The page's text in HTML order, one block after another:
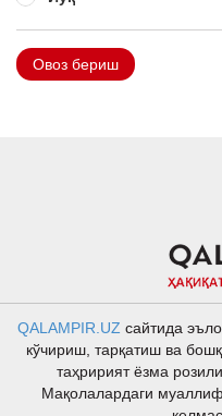
Овоз бериш
QALAMPIR.UZ сайтида
кўчириш, тарқатиш ва
таҳририят ёзма
Мақолалардаги